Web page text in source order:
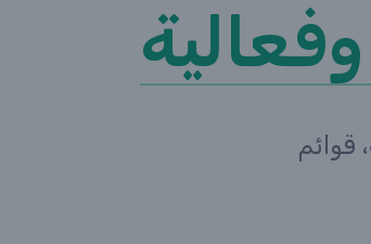
قوائم